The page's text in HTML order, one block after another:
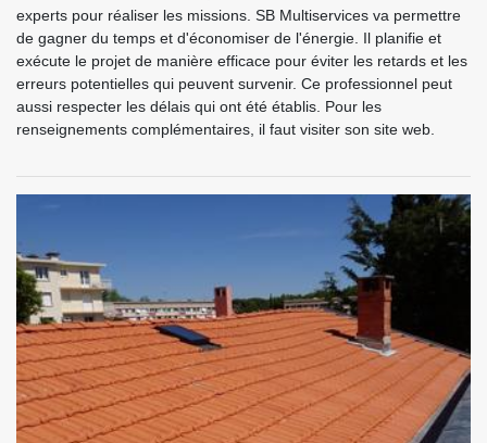
experts pour réaliser les missions. SB Multiservices va permettre
de gagner du temps et d'économiser de l'énergie. Il planifie et
exécute le projet de manière efficace pour éviter les retards et les
erreurs potentielles qui peuvent survenir. Ce professionnel peut
aussi respecter les délais qui ont été établis. Pour les
renseignements complémentaires, il faut visiter son site web.